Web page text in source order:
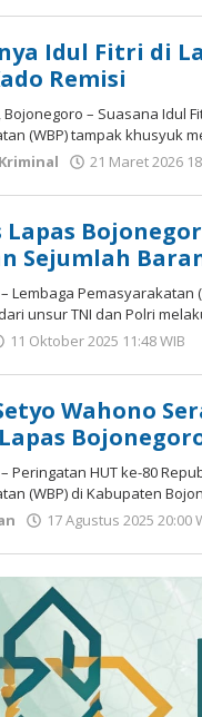
Idul Fitri di
Remisi
Bojonegoro – Suasana Idul
(WBP) tampak khusyuk
21 Maret 2026
Lapas
Sejumlah
Lembaga
unsur TNI dan Polri
11 Oktober 2025 11:48 WIB
Wahono
Peringatan HUT ke-80
(WBP) di Kabupaten
17 Agustus 2025 20:00